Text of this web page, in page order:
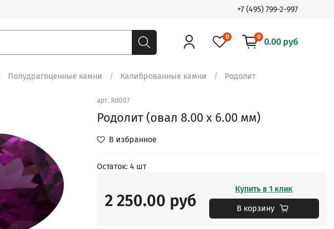
+7 (495) 799-2-997
0 0 0.00 руб
Полудрагоценные камни Калиброванные камни Родолит
арт. Rd007
Родолит (овал 8.00 x 6.00 мм)
В избранное
Остаток: 4 шт
2 250.00 руб
Купить в 1 клик
В корзину